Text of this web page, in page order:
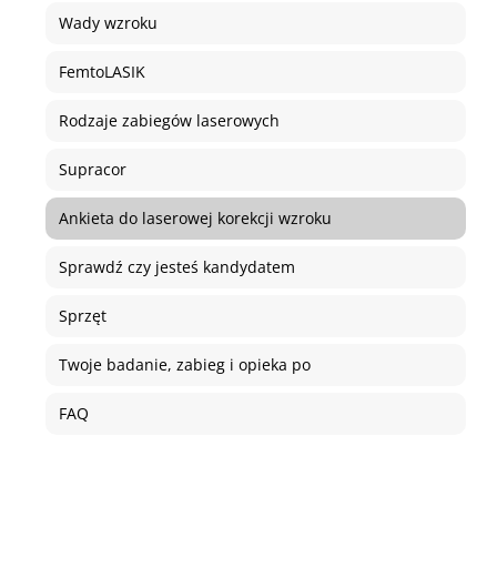
Wady wzroku
FemtoLASIK
Rodzaje zabiegów laserowych
Supracor
Ankieta do laserowej korekcji wzroku
Sprawdź czy jesteś kandydatem
Sprzęt
Twoje badanie, zabieg i opieka po
FAQ